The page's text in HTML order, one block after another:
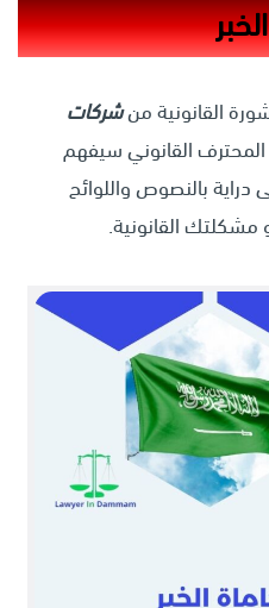
القانونية منشركات
القانوني سيفهم
بالنصوص واللوائح
مشكلتك القانونية.